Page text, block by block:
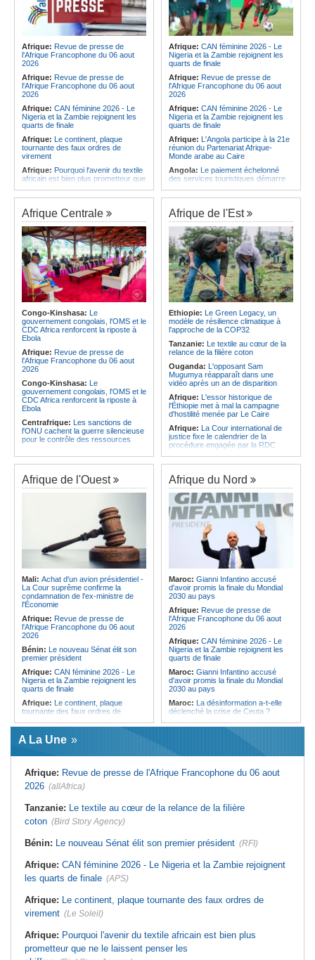
Afrique: Revue de presse de
l'Afrique Francophone du 06 aout
2026
Afrique: Revue de presse de
l'Afrique Francophone du 06 aout
2026
Afrique: CAN féminine 2026 - Le
Nigeria et la Zambie rejoignent les
quarts de finale
Afrique: Le continent, plaque
tournante des faux ordres de
virement
Afrique: Pourquoi l'avenir du textile
africain est bien plus prometteur que
Afrique:Les Africains en première
ligne face à la crise de la biodiversité
Afrique:L'essor historique de
l'Éthiopie met à mal la campagne
d'hostilité menée par Le Caire
Afrique:La Cour international de
justice fixe le calendrier de la
procédure engagée par la RDC
contre le Rwanda
Afrique:Visite du Président de la
République et de la Première Dame
à Yamoussoukro
Afrique:Le Forum de
l'entrepreneuriat de Sept Afrique se
veut une plateforme de mobilisation
des investissements
Afrique: CAN féminine 2026 - Le
Nigeria et la Zambie rejoignent les
quarts de finale
Afrique: Revue de presse de
l'Afrique Francophone du 06 aout
2026
Afrique: CAN féminine 2026 - Le
Nigeria et la Zambie rejoignent les
quarts de finale
Afrique: L'Angola participe à la 21e
réunion du Partenariat Afrique-
Monde arabe au Caire
Angola: Le paiement échelonné
des services touristiques démarre
Angola:Jiu-jitsu - Le pays
décroche une troisième médaille à
Abou Dabi
Afrique:Ju-Jitsu - La délégation
angolaise reçue par l'ambassadeur
d'Angola aux Émirats arabes unis
Angola:Une expédition automobile
favorise le tourisme à Humpata
Angola:La WAS-AC souhaite
collaborer avec le pays pour
stimuler l'aquaculture
Afrique:Un groupe parlementaire
se penche sur le rôle des femmes
dans l'interaction avec les
communautés
Afrique Centrale
Congo-Kinshasa: Le
gouvernement congolais, l'OMS et le
CDC Africa renforcent la riposte à
Ebola
Afrique: Revue de presse de
l'Afrique Francophone du 06 aout
2026
Congo-Kinshasa: Le
gouvernement congolais, l'OMS et le
CDC Africa renforcent la riposte à
Ebola
Centrafrique: Les sanctions de
l'ONU cachent la guerre silencieuse
pour le contrôle des ressources
Afrique:La Cour international de
justice fixe le calendrier de la
Visite du Président de la
République et de la Première Dame
à Yamoussoukro
Afrique:L'Angola participe à la 21e
réunion du Partenariat Afrique-
Monde arabe au Caire
Congo-Kinshasa:RN°1 - Les
travaux entre Mbuji-Mayi et Nguba
devraient s'achever fin 2027, selon
Congo-Kinshasa:Un militaire
FARDC poursuivi pour le viol
Kasongo-Lunda Kwango
Afrique de l'Est
Ethiopie: Le Green Legacy, un
modèle de résilience climatique à
l'approche de la COP32
Tanzanie: Le textile au cœur de la
relance de la filière coton
Ouganda: L'opposant Sam
Mugumya réapparaît dans une
vidéo après un an de disparition
Afrique: L'essor historique de
l'Éthiopie met à mal la campagne
d'hostilité menée par Le Caire
Afrique: La Cour international de
justice fixe le calendrier de la
procédure engagée par la RDC
Soudan:Le pays échange avec le
président de l'UA sur l'évolution de la
situation et la visite du Conseil de
paix à Khartoum
Afrique de l'Est: Le pari du régime
érythréen - Pousser le Tigray vers
une zone tampon dans le cadre
d'une nouvelle guerre par
procuration
Ethiopie:Le Premier ministre Abiy
inaugure le nouveau terminal de
l'aéroport international de Bahir Dar
Afrique:La Croix-Rouge
éthiopienne appelle à une
mobilisation accrue des ressources
locales en Afrique
Afrique de l'Est:
les moyens, entraver la coopération
équitable par tous les moyens
Afrique de l'Ouest
Mali: Achat d'un avion présidentiel -
La Cour suprême confirme la
condamnation de l'ex-ministre de
l'Économie
Afrique: Revue de presse de
l'Afrique Francophone du 06 aout
2026
Bénin: Le nouveau Sénat élit son
premier président
Afrique: CAN féminine 2026 - Le
Nigeria et la Zambie rejoignent les
quarts de finale
Afrique: Le continent, plaque
tournante des faux ordres de
Guinée:
assume les fonctions présidentielles
Ghana:John Dramani en Jamaïque
l'esclavage
Sénégal:Banque mondiale - 340
priorités du pays
Mali:Achat d'un avion présidentiel -
La Cour suprême confirme la
l'Économie
France la restitution du crâne de
Bokar Biro et de trois de ses
proches
Afrique du Nord
Maroc: Gianni Infantino accusé
d'avoir promis la finale du Mondial
2030 au pays
Afrique: Revue de presse de
l'Afrique Francophone du 06 aout
2026
Afrique: CAN féminine 2026 - Le
Nigeria et la Zambie rejoignent les
quarts de finale
Maroc: Gianni Infantino accusé
d'avoir promis la finale du Mondial
2030 au pays
Maroc: La désinformation a-t-elle
déclenché la crise de Ceuta ?
Afrique:L'essor historique de
Algérie:France - L'affaire Mehdi
policière contre le narcotrafic
Monde arabe au Caire
équitable par tous les moyens
édition du Saïdia Music Festival
A La Une
Afrique: Revue de presse de l'Afrique Francophone du 06 aout
2026 (allAfrica)
Tanzanie: Le textile au cœur de la relance de la filière
coton (Bird Story Agency)
Bénin: Le nouveau Sénat élit son premier président (RFI)
Afrique: CAN féminine 2026 - Le Nigeria et la Zambie rejoignent
les quarts de finale (APS)
Afrique: Le continent, plaque tournante des faux ordres de
virement (Le Soleil)
Afrique: Pourquoi l'avenir du textile africain est bien plus
prometteur que ne le laissent penser les